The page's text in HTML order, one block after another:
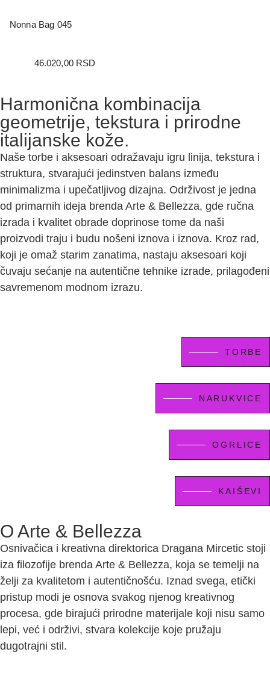
Nonna Bag 045
46.020,00 RSD
Harmonična kombinacija
geometrije, tekstura i prirodne
italijanske kože.
Naše torbe i aksesoari odražavaju igru linija, tekstura i
struktura, stvarajući jedinstven balans između
minimalizma i upečatljivog dizajna. Održivost je jedna
od primarnih ideja brenda Arte & Bellezza, gde ručna
izrada i kvalitet obrade doprinose tome da naši
proizvodi traju i budu nošeni iznova i iznova. Kroz rad,
koji je omaž starim zanatima, nastaju aksesoari koji
čuvaju sećanje na autentične tehnike izrade, prilagođeni
savremenom modnom izrazu.
TORBE
NARUKVICE
OGRLICE
KAIŠEVI
O Arte & Bellezza
Osnivačica i kreativna direktorica Dragana Mircetic stoji
iza filozofije brenda Arte & Bellezza, koja se temelji na
želji za kvalitetom i autentičnošću. Iznad svega, etički
pristup modi je osnova svakog njenog kreativnog
procesa, gde birajući prirodne materijale koji nisu samo
lepi, već i održivi, stvara kolekcije koje pružaju
dugotrajni stil.